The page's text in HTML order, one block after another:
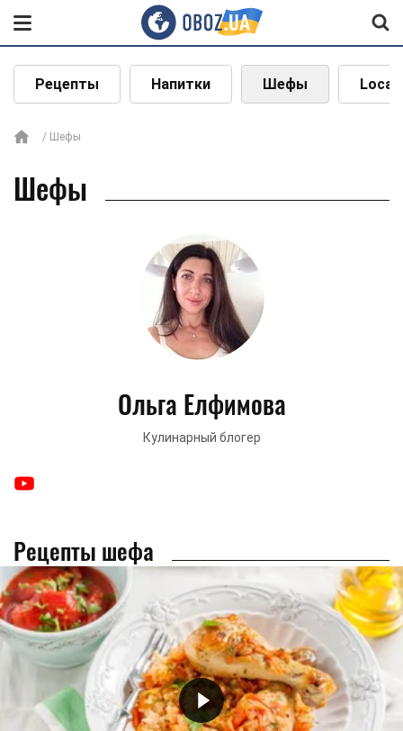
Рецепты Напитки Шефы Local
Шефы
Шефы
Ольга Елфимова
Кулинарный блогер
Рецепты шефа